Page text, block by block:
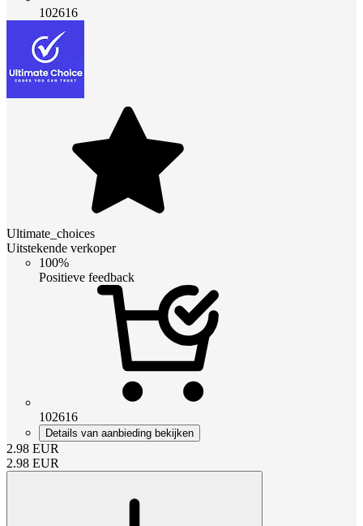
102616
Ultimate_choices
Uitstekende verkoper
100%
Positieve feedback
102616
Details van aanbieding bekijken
2.98 EUR
2.98 EUR